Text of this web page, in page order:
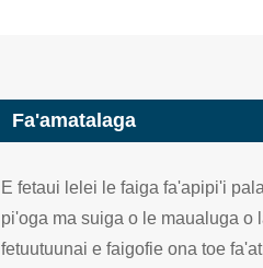
Fa'amatalaga
E fetaui lelei le faiga fa'apipi'i
pi'oga ma suiga o le maualuga o
fetuutuunai e faigofie ona toe